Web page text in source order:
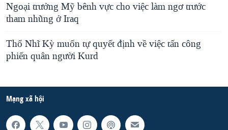
Ngoại trưởng Mỹ bênh vực cho việc làm ngơ trước
tham nhũng ở Iraq
Thổ Nhĩ Kỳ muốn tự quyết định về việc tấn công
phiến quân người Kurd
Mạng xã hội